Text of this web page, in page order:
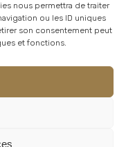
nous permettra de traiter
ou les ID uniques
son consentement peut
et fonctions.
Std